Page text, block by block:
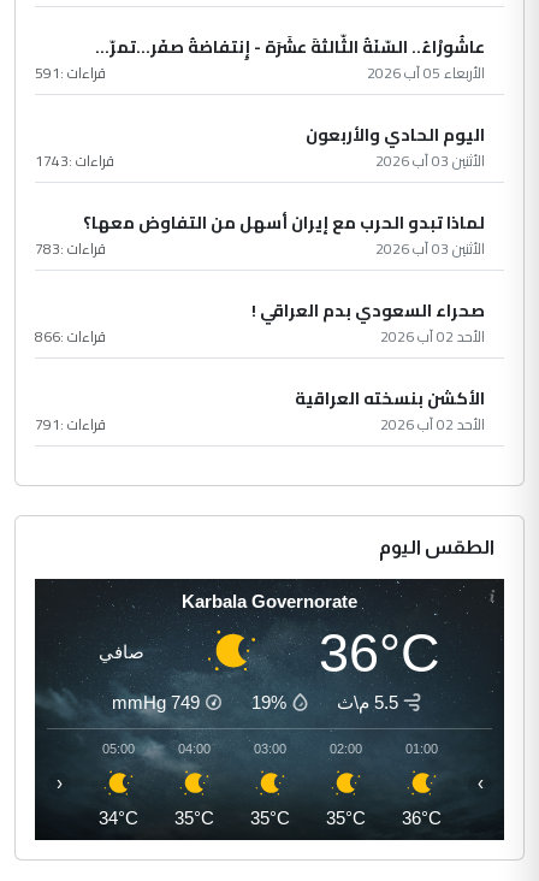
عاشُورْاءُ.. السّنَةُ الثّالثةَ عشَرَة - إِنتفاضةُ صفَر…تمرّ...
الأربعاء 05 آب 2026 قراءات :591
اليوم الحادي والأربعون
الأثنين 03 آب 2026 قراءات :1743
لماذا تبدو الحرب مع إيران أسهل من التفاوض معها؟
الأثنين 03 آب 2026 قراءات :783
صحراء السعودي بدم العراقي !
الأحد 02 آب 2026 قراءات :866
الأكشن بنسخته العراقية
الأحد 02 آب 2026 قراءات :791
الطقس اليوم
Karbala Governorate
36°C صافي
5.5 م\ث 19%
749
mmHg
01:00
36°C
02:00
35°C
03:00
35°C
04:00
35°C
05:00
34°C
‹ ›